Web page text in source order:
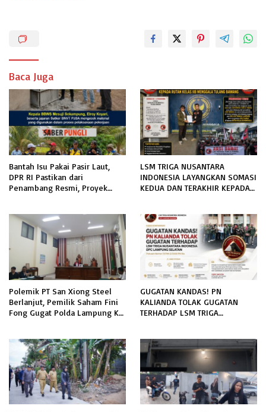
Baca Juga
Bantah Isu Pakai Pasir Laut,
DPR RI Pastikan dari
Penambang Resmi, Proyek
LSM TRIGA NUSANTARA
INDONESIA LAYANGKAN SOMASI
KEDUA DAN TERAKHIR KEPADA
INFORMASI PUBLIK
Polemik PT San Xiong Steel
Berlanjut, Pemilik Saham Fini
Fong Gugat Polda Lampung Ke
GUGATAN KANDAS! PN
KALIANDA TOLAK GUGATAN
TERHADAP LSM TRIGA